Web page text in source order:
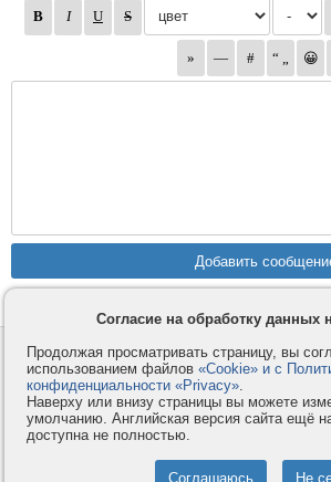
Контакты
Компания
Услуги
Как оплатить
© 2008-2026VMESTE.EU - Все
Согласие на обработку данных
Продолжая просматривать страницу, вы
использованием файлов «Cookie» и с
конфиденциальности «Privacy».
Наверху или внизу страницы вы можете
умолчанию. Английская версия сайта ещё
доступна не полностью.